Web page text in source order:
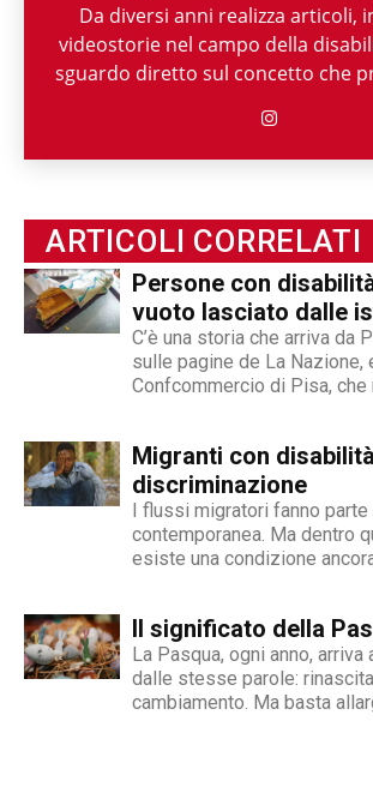
Da diversi anni realizza articoli,
videostorie nel campo della
sguardo diretto sul concetto che
esperienza nel mondo
e internazionale, Angelo Andrea
ottenendo capacità
permettono di spaziare tra
videogiornalismo e speakeraggio
sua impronta stilistica è da
dei temi sociali: si fa portavoce
deboli della società, spinto
curiosità. L’immancabile sete
checking in campo giornalistico e
redattore del nostro magazine
ARTICOLI CORRELATI
Persone con
vuoto lasciato dalle
C’è una storia che arriva da
sulle pagine de La Nazione,
Confcommercio di Pisa, che
persone con disabilità in Italia. Una
un padre hanno deciso...
Migranti con
discriminazione
I flussi migratori fanno
contemporanea. Ma dentro
esiste una condizione
traduce in discriminazione
Perché il fenomeno esiste Le cause sono
diverse e spesso...
Il significato della
La Pasqua, ogni anno, arriva
dalle stesse parole:
cambiamento. Ma basta